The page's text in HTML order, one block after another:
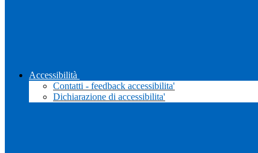
Accessibilità
Contatti - feedback accessibilita'
Dichiarazione di accessibilita'